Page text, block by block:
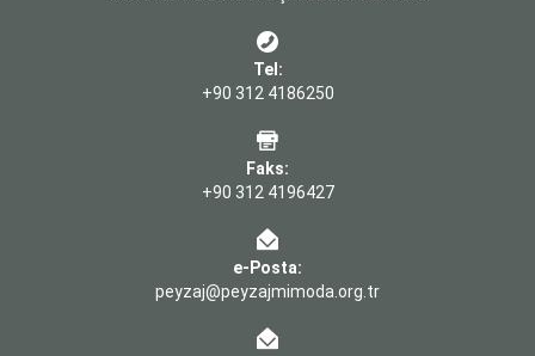
Tel:
+90 312 4186250
Faks:
+90 312 4196427
e-Posta:
peyzaj@peyzajmimoda.org.tr